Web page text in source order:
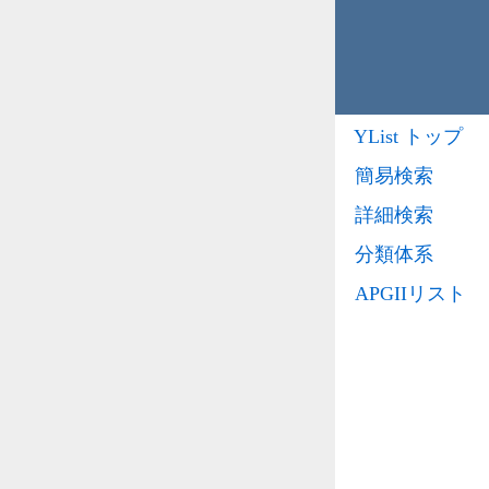
YList トップ
簡易検索
詳細検索
分類体系
APGIIリスト